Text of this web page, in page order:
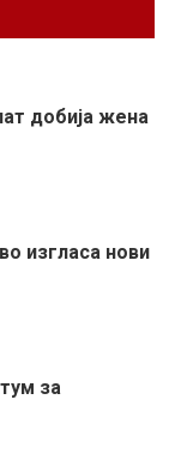
добија жена
изгласа нови
за